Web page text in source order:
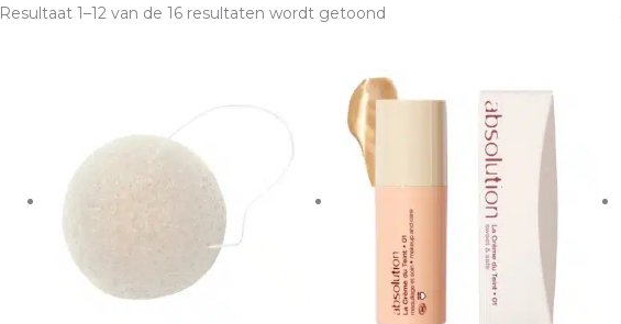
Resultaat 1–12 van de 16 resultaten wordt getoond